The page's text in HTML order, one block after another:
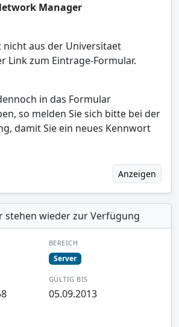
Manager
nicht aus der Universitaet
Link zum Eintrage-Formular.
in das Formular
so melden Sie sich bitte bei der
damit Sie ein neues Kennwort
Anzeigen
stehen wieder zur Verfügung
BEREICH
Server
GÜLTIG BIS
05.09.2013